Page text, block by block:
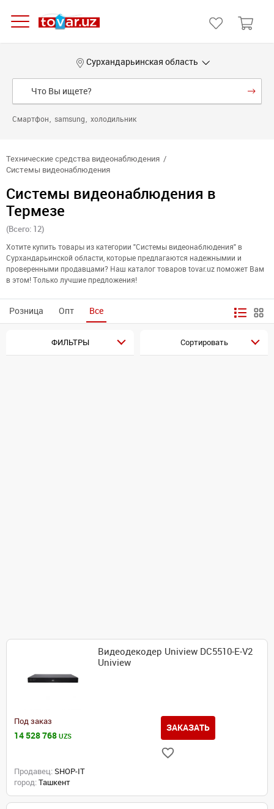
Сурхандарьинская область
Смартфон samsung холодильник
Технические средства видеонаблюдения
Системы видеонаблюдения
Системы видеонаблюдения в
Термезе
(Всего: 12)
Хотите купить товары из категории "Системы видеонаблюдения" в
Сурхандарьинской области, которые предлагаются надежнымии и
проверенными продавцами? Наш каталог товаров tovar.uz поможет Вам
в этом! Только лучшие предложения!
Розница Опт Все
ФИЛЬТРЫ Сортировать
Видеодекодер Uniview DC5510-E-V2
Uniview
Под заказ
14 528 768 UZS
ЗАКАЗАТЬ
Продавец: SHOP-IT
город: Ташкент